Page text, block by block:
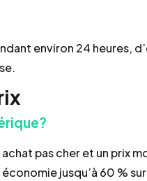
environ 24 heures,
pas cher et un prix
jusqu’à 60 %